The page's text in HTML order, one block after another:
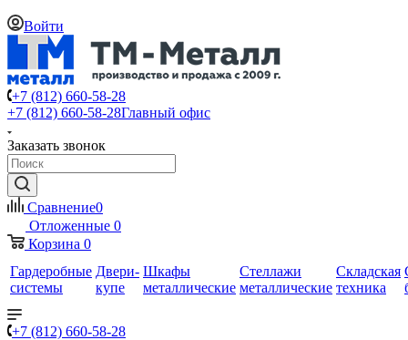
Войти
+7 (812) 660-58-28
+7 (812) 660-58-28Главный офис
Заказать звонок
Сравнение0
Отложенные 0
Корзина 0
Гардеробные
системы
Двери-
купе
Шкафы
металлические
Стеллажи
металлические
Складская
техника
+7 (812) 660-58-28